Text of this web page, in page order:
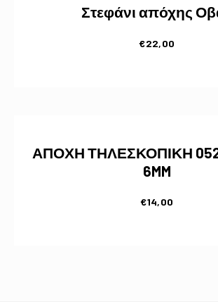
Στεφάνι απόχης
€22,00
ΑΠΟΧΗ ΤΗΛΕΣΚΟΠΙΚΗ 052
6MM
€14,00